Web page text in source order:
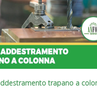
trapano a